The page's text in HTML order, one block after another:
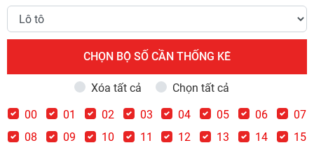
CHỌN BỘ SỐ CẦN THỐNG KÊ
Xóa tất cả
Chọn tất cả
00
01 02 03 04 05 06
07
08
09 10 11 12 13 14
15